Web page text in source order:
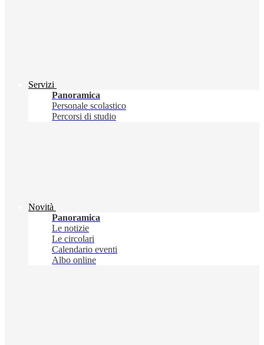
Servizi
Panoramica
Personale scolastico
Percorsi di studio
Novità
Panoramica
Le notizie
Le circolari
Calendario eventi
Albo online